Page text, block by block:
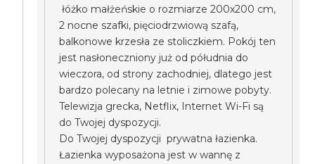
łóżko małżeńskie o rozmiarze 200x200 cm,
2 nocne szafki, pięciodrzwiową szafą,
balkonowe krzesła ze stoliczkiem. Pokój ten
jest nasłoneczniony już od półudnia do
wieczora, od strony zachodniej, dlatego jest
bardzo polecany na letnie i zimowe pobyty.
Telewizja grecka, Netflix, Internet Wi-Fi są
do Twojej dyspozycji.
Do Twojej dyspozycji prywatna łazienka.
Łazienka wyposażona jest w wannę z